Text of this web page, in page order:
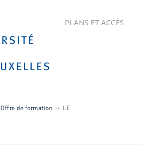
PLANS ET ACCÈS
Offre de formation UE